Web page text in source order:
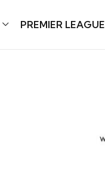
PREMIER LEAGUE